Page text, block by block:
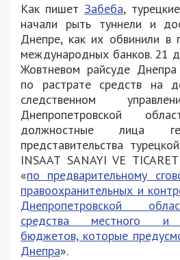
Как пишет Забеба,
начали рыть туннели и
Днепре, как их обвинили в
международных банков. 21
Жовтневом райсуде
по растрате средств на
следственном
Днепропетровской
должностные лица
представительства
INSAAT SANAYI VE
«по предварительному
правоохранительных и
Днепропетровской
средства местного и
бюджетов, которые
Днепра».